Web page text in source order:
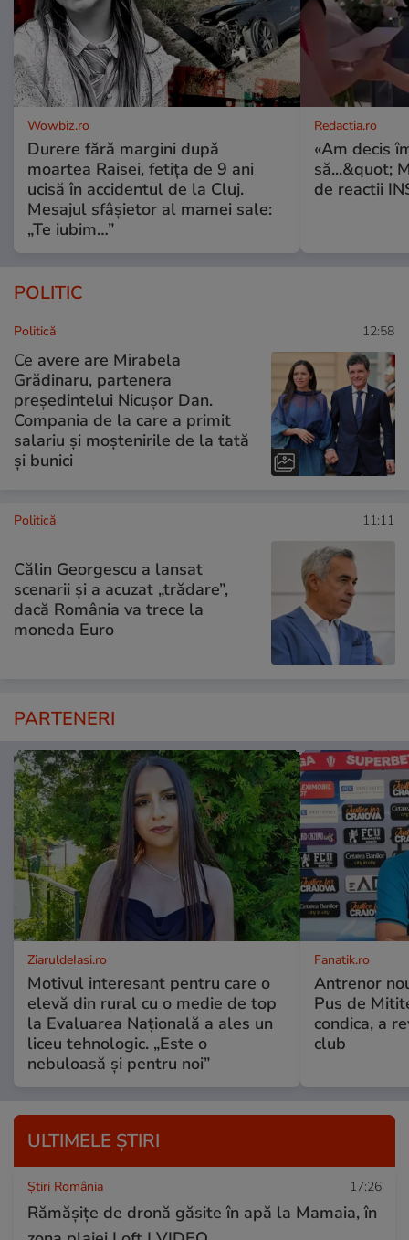
Wowbiz.ro
Durere fără margini după
moartea Raisei, fetița de 9 ani
ucisă în accidentul de la Cluj.
Mesajul sfâșietor al mamei sale:
„Te iubim…”
Redactia.ro
«Am decis
să...&quot;
de reactii
POLITIC
Politică 12:58
Ce avere are Mirabela
Grădinaru, partenera
președintelui Nicușor Dan.
Compania de la care a primit
salariu și moștenirile de la tată
și bunici
Politică 11:11
Călin Georgescu a lansat
scenarii și a acuzat „trădare”,
dacă România va trece la
moneda Euro
PARTENERI
ZiaruldeIasi.ro
Motivul interesant pentru care o
elevă din rural cu o medie de top
la Evaluarea Națională a ales un
liceu tehnologic. „Este o
nebuloasă și pentru noi”
Fanatik.ro
Antrenor
Pus de
condica, a
club
ULTIMELE ȘTIRI
Știri România 17:26
Rămășițe de dronă găsite în apă la Mamaia, în